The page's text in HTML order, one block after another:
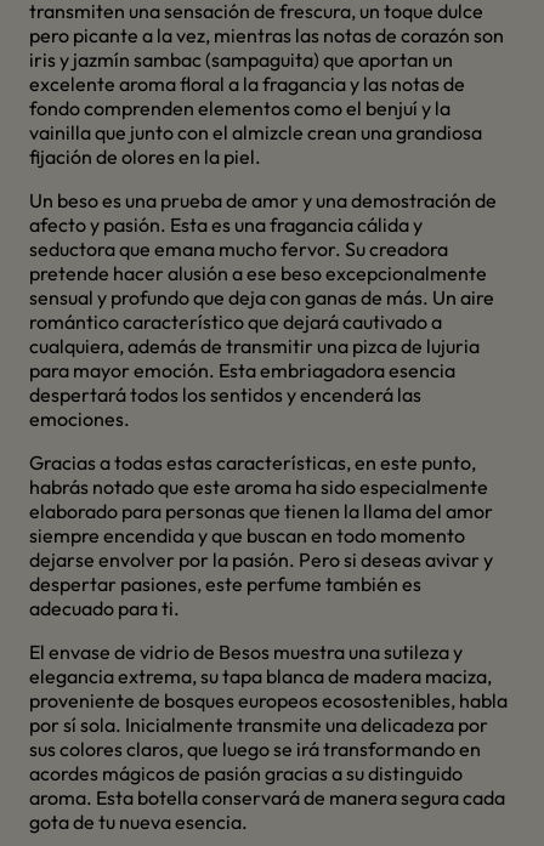
transmiten una sensación de frescura, un toque dulce
pero picante a la vez, mientras las notas de corazón son
iris y jazmín sambac (sampaguita) que aportan un
excelente aroma floral a la fragancia y las notas de
fondo comprenden elementos como el benjuí y la
vainilla que junto con el almizcle crean una grandiosa
fijación de olores en la piel.
Un beso es una prueba de amor y una demostración de
afecto y pasión. Esta es una fragancia cálida y
seductora que emana mucho fervor. Su creadora
pretende hacer alusión a ese beso excepcionalmente
sensual y profundo que deja con ganas de más. Un aire
romántico característico que dejará cautivado a
cualquiera, además de transmitir una pizca de lujuria
para mayor emoción. Esta embriagadora esencia
despertará todos los sentidos y encenderá las
emociones.
Gracias a todas estas características, en este punto,
habrás notado que este aroma ha sido especialmente
elaborado para personas que tienen la llama del amor
siempre encendida y que buscan en todo momento
dejarse envolver por la pasión. Pero si deseas avivar y
despertar pasiones, este perfume también es
adecuado para ti.
El envase de vidrio de Besos muestra una sutileza y
elegancia extrema, su tapa blanca de madera maciza,
proveniente de bosques europeos ecosostenibles, habla
por sí sola. Inicialmente transmite una delicadeza por
sus colores claros, que luego se irá transformando en
acordes mágicos de pasión gracias a su distinguido
aroma. Esta botella conservará de manera segura cada
gota de tu nueva esencia.